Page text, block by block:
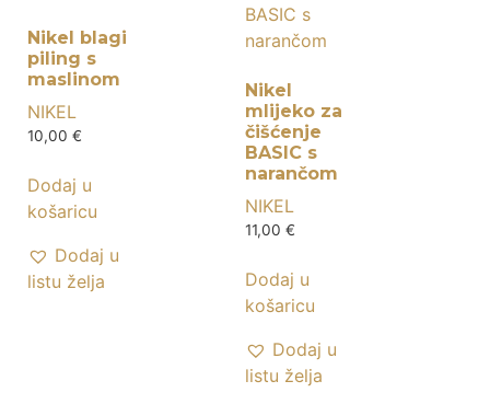
Nikel blagi
piling s
maslinom
NIKEL
10,00 €
Dodaj u
košaricu
Dodaj u
listu želja
Nikel
mlijeko za
čišćenje
BASIC s
narančom
NIKEL
11,00 €
Dodaj u
košaricu
Dodaj u
listu želja